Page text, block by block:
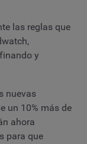
las reglas que
y
nuevas
un 10% más de
ahora
para que